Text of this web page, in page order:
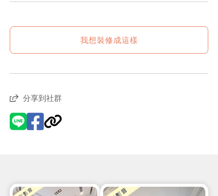
我想裝修成這樣
分享到社群